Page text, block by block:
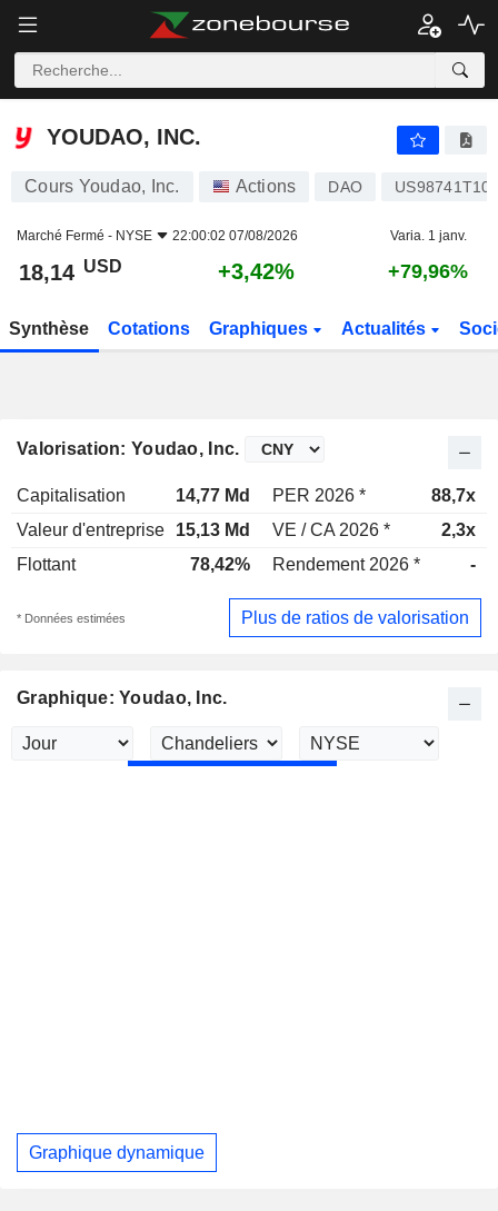
YOUDAO, INC.
YOUDAO, INC.
Cours Youdao, Inc. Actions DAO
Marché Fermé - NYSE 22:00:02 07/08/2026 Varia. 1 janv.
18,14 USD +3,42% +79,96%
Synthèse Cotations Graphiques Actualités
Valorisation: Youdao, Inc.
Capitalisation 14,77 Md PER 2026 *
88,7x
Valeur d'entreprise
15,13 Md VE / CA 2026 *
2,3x
Flottant
78,42% Rendement 2026 * -
* Données estimées Plus de ratios de valorisation
Graphique: Youdao, Inc.
Graphique dynamique